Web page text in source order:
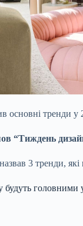
основні тренди
“Тиждень
3 тренди, які
будуть головними